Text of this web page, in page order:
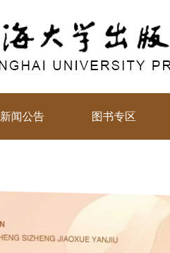
新闻公告 图书专区